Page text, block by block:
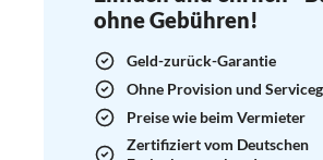
ohne Gebühren!
Geld-zurück-Garantie
Ohne Provision und
Preise wie beim Vermieter
Zertifiziert vom Deutschen